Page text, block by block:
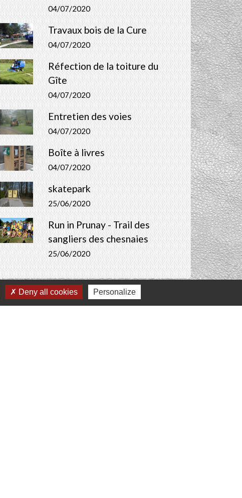
04/07/2020
Travaux bois de la Cure
04/07/2020
Réfection de la toiture du
Gîte
04/07/2020
Entretien des voies
04/07/2020
Boîte à livres
04/07/2020
skatepark
25/06/2020
Run in Prunay - Trail des
sangliers des chesnaies
25/06/2020
Deny all cookies Personalize